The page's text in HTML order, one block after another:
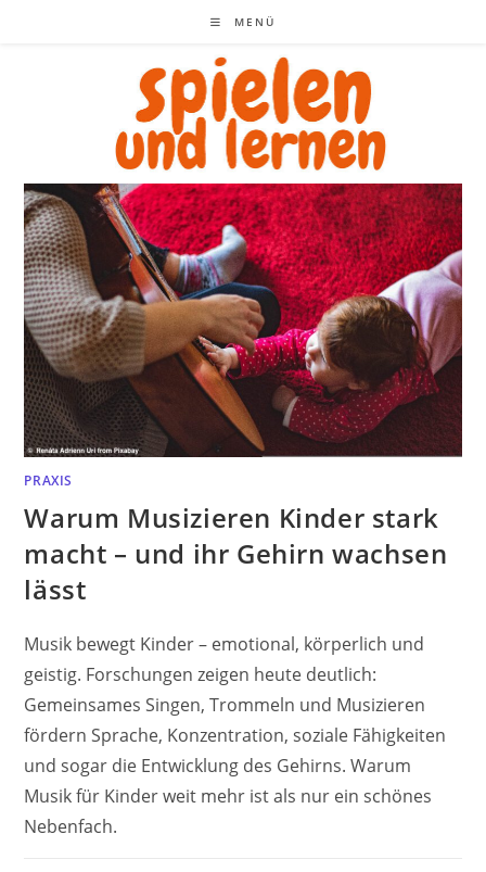
MENÜ
PRAXIS
Warum Musizieren Kinder stark
macht – und ihr Gehirn wachsen
lässt
Musik bewegt Kinder – emotional, körperlich und
geistig. Forschungen zeigen heute deutlich:
Gemeinsames Singen, Trommeln und Musizieren
fördern Sprache, Konzentration, soziale Fähigkeiten
und sogar die Entwicklung des Gehirns. Warum
Musik für Kinder weit mehr ist als nur ein schönes
Nebenfach.